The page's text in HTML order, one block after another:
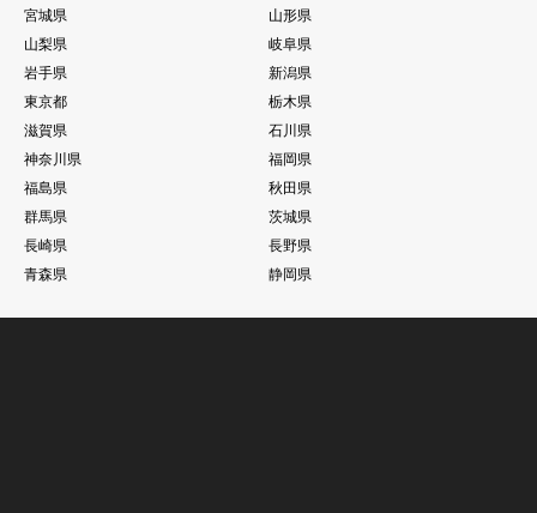
宮城県
山形県
山梨県
岐阜県
岩手県
新潟県
東京都
栃木県
滋賀県
石川県
神奈川県
福岡県
福島県
秋田県
群馬県
茨城県
長崎県
長野県
青森県
静岡県